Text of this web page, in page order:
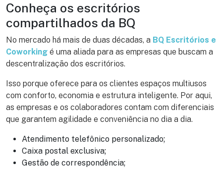
Conheça os escritórios
compartilhados da BQ
No mercado há mais de duas décadas, a BQ Escritórios e
Coworking é uma aliada para as empresas que buscam a
descentralização dos escritórios.
Isso porque oferece para os clientes espaços multiusos
com conforto, economia e estrutura inteligente. Por aqui,
as empresas e os colaboradores contam com diferenciais
que garantem agilidade e conveniência no dia a dia.
Atendimento telefônico personalizado;
Caixa postal exclusiva;
Gestão de correspondência;